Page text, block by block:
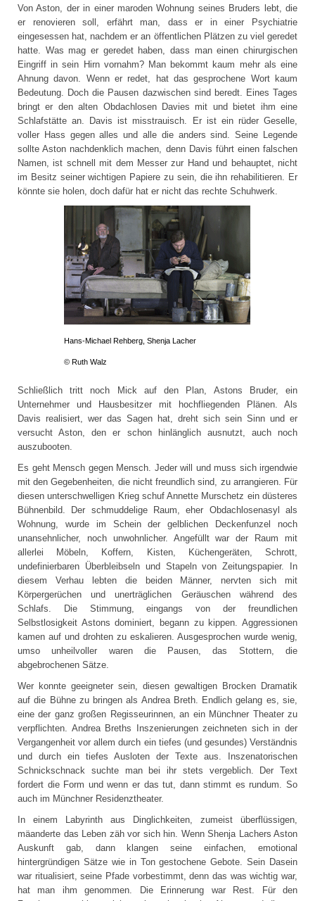
Von Aston, der in einer maroden Wohnung seines Bruders lebt, die
er renovieren soll, erfährt man, dass er in einer Psychiatrie
eingesessen hat, nachdem er an öffentlichen Plätzen zu viel geredet
hatte. Was mag er geredet haben, dass man einen chirurgischen
Eingriff in sein Hirn vornahm? Man bekommt kaum mehr als eine
Ahnung davon. Wenn er redet, hat das gesprochene Wort kaum
Bedeutung. Doch die Pausen dazwischen sind beredt. Eines Tages
bringt er den alten Obdachlosen Davies mit und bietet ihm eine
Schlafstätte an. Davis ist misstrauisch. Er ist ein rüder Geselle,
voller Hass gegen alles und alle die anders sind. Seine Legende
sollte Aston nachdenklich machen, denn Davis führt einen falschen
Namen, ist schnell mit dem Messer zur Hand und behauptet, nicht
im Besitz seiner wichtigen Papiere zu sein, die ihn rehabilitieren. Er
könnte sie holen, doch dafür hat er nicht das rechte Schuhwerk.
Hans-Michael Rehberg, Shenja Lacher
© Ruth Walz
Schließlich tritt noch Mick auf den Plan, Astons Bruder, ein
Unternehmer und Hausbesitzer mit hochfliegenden Plänen. Als
Davis realisiert, wer das Sagen hat, dreht sich sein Sinn und er
versucht Aston, den er schon hinlänglich ausnutzt, auch noch
auszubooten.
Es geht Mensch gegen Mensch. Jeder will und muss sich irgendwie
mit den Gegebenheiten, die nicht freundlich sind, zu arrangieren. Für
diesen unterschwelligen Krieg schuf Annette Murschetz ein düsteres
Bühnenbild. Der schmuddelige Raum, eher Obdachlosenasyl als
Wohnung, wurde im Schein der gelblichen Deckenfunzel noch
unansehnlicher, noch unwohnlicher. Angefüllt war der Raum mit
allerlei Möbeln, Koffern, Kisten, Küchengeräten, Schrott,
undefinierbaren Überbleibseln und Stapeln von Zeitungspapier. In
diesem Verhau lebten die beiden Männer, nervten sich mit
Körpergerüchen und unerträglichen Geräuschen während des
Schlafs. Die Stimmung, eingangs von der freundlichen
Selbstlosigkeit Astons dominiert, begann zu kippen. Aggressionen
kamen auf und drohten zu eskalieren. Ausgesprochen wurde wenig,
umso unheilvoller waren die Pausen, das Stottern, die
abgebrochenen Sätze.
Wer konnte geeigneter sein, diesen gewaltigen Brocken Dramatik
auf die Bühne zu bringen als Andrea Breth. Endlich gelang es, sie,
eine der ganz großen Regisseurinnen, an ein Münchner Theater zu
verpflichten. Andrea Breths Inszenierungen zeichneten sich in der
Vergangenheit vor allem durch ein tiefes (und gesundes) Verständnis
und durch ein tiefes Ausloten der Texte aus. Inszenatorischen
Schnickschnack suchte man bei ihr stets vergeblich. Der Text
fordert die Form und wenn er das tut, dann stimmt es rundum. So
auch im Münchner Residenztheater.
In einem Labyrinth aus Dinglichkeiten, zumeist überflüssigen,
mäanderte das Leben zäh vor sich hin. Wenn Shenja Lachers Aston
Auskunft gab, dann klangen seine einfachen, emotional
hintergründigen Sätze wie in Ton gestochene Gebote. Sein Dasein
war ritualisiert, seine Pfade vorbestimmt, denn das was wichtig war,
hat man ihm genommen. Die Erinnerung war Rest. Für den